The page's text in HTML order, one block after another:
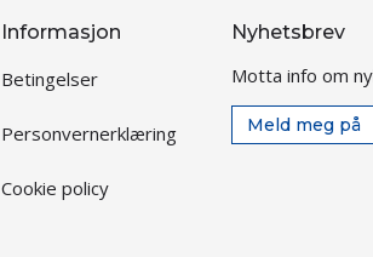
Informasjon
Betingelser
Personvernerklæring
Cookie policy
Nyhetsbrev
Motta info om
Meld meg på